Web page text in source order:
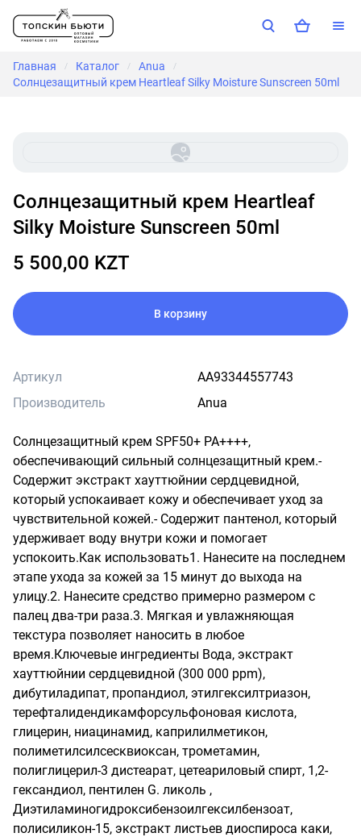
Главная / Каталог / Anua /
Солнцезащитный крем Heartleaf Silky Moisture Sunscreen 50ml
Солнцезащитный крем Heartleaf
Silky Moisture Sunscreen 50ml
5 500,00 KZT
В корзину
Артикул
AA93344557743
Производитель
Anua
Солнцезащитный крем SPF50+ PA++++,
обеспечивающий сильный солнцезащитный крем.-
Содержит экстракт хауттюйнии сердцевидной,
который успокаивает кожу и обеспечивает уход за
чувствительной кожей.- Содержит пантенол, который
удерживает воду внутри кожи и помогает
успокоить.Как использовать1. Нанесите на последнем
этапе ухода за кожей за 15 минут до выхода на
улицу.2. Нанесите средство примерно размером с
палец два-три раза.3. Мягкая и увлажняющая
текстура позволяет наносить в любое
время.Ключевые ингредиенты Вода, экстракт
хауттюйнии сердцевидной (300 000 ppm),
дибутиладипат, пропандиол, этилгексилтриазон,
терефталидендикамфорсульфоновая кислота,
глицерин, ниацинамид, каприлилметикон,
полиметилсилсесквиоксан, трометамин,
полиглицерил-3 дистеарат, цетеариловый спирт, 1,2-
гександиол, пентилен G. ликоль ,
Диэтиламиногидроксибензоилгексилбензоат,
полисиликон-15, экстракт листьев диоспироса каки,